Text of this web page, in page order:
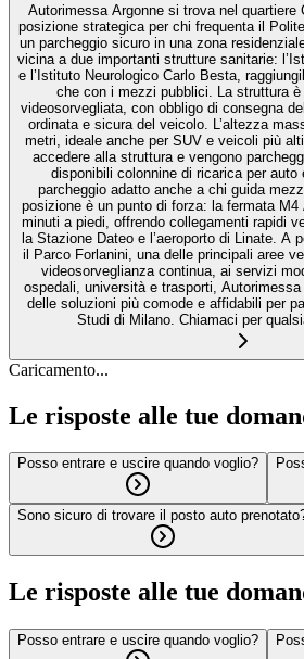
Autorimessa Argonne si trova nel quartiere
posizione strategica per chi frequenta il
un parcheggio sicuro in una zona
vicina a due importanti strutture sanitarie:
e l’Istituto Neurologico Carlo Besta,
che con i mezzi pubblici. La struttura è coperta, custodita e
videosorvegliata, con obbligo di consegna
ordinata e sicura del veicolo. L’altezza massima consentita è di 3,20
metri, ideale anche per SUV e veicoli più
accedere alla struttura e vengono parcheggiate
disponibili colonnine di ricarica per auto
parcheggio adatto anche a chi guida mezzi
posizione è un punto di forza: la fermata
minuti a piedi, offrendo collegamenti rapidi
la Stazione Dateo e l’aeroporto di Linate. A pochi minuti si trova anche
il Parco Forlanini, una delle principali aree verdi della
videosorveglianza continua, ai servizi
ospedali, università e trasporti,
delle soluzioni più comode e affidabili per
Studi di Milano. Chiamaci
Caricamento...
Le risposte alle tue
Posso entrare e uscire quando voglio?
Sono sicuro di trovare il posto auto
Le risposte alle tue
Posso entrare e uscire quando voglio?